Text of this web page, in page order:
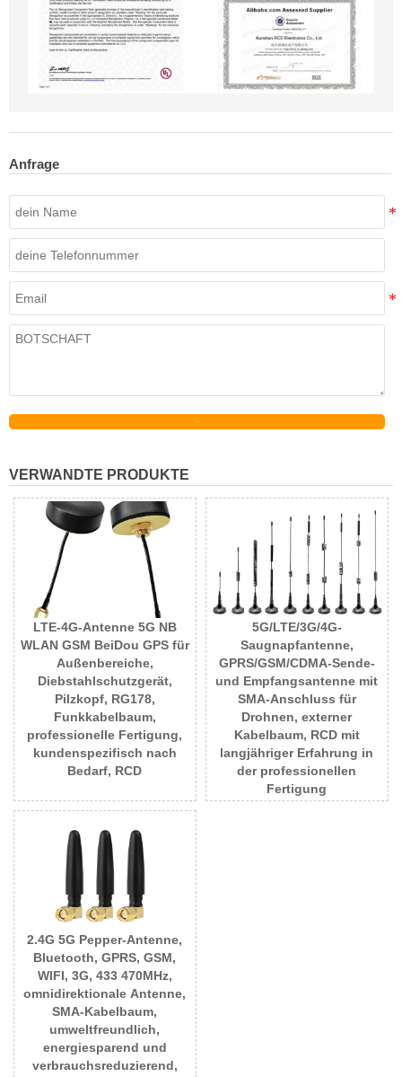
Anfrage
VERWANDTE PRODUKTE
LTE-4G-Antenne 5G NB
WLAN GSM BeiDou GPS für
Außenbereiche,
Diebstahlschutzgerät,
Pilzkopf, RG178,
Funkkabelbaum,
professionelle Fertigung,
kundenspezifisch nach
Bedarf, RCD
5G/LTE/3G/4G-
Saugnapfantenne,
GPRS/GSM/CDMA-Sende-
und Empfangsantenne mit
SMA-Anschluss für
Drohnen, externer
Kabelbaum, RCD mit
langjähriger Erfahrung in
der professionellen
Fertigung
2.4G 5G Pepper-Antenne,
Bluetooth, GPRS, GSM,
WIFI, 3G, 433 470MHz,
omnidirektionale Antenne,
SMA-Kabelbaum,
umweltfreundlich,
energiesparend und
verbrauchsreduzierend,